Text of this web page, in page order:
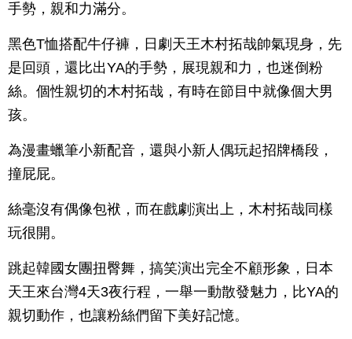
手勢，親和力滿分。
黑色T恤搭配牛仔褲，日劇天王木村拓哉帥氣現身，先
是回頭，還比出YA的手勢，展現親和力，也迷倒粉
絲。個性親切的木村拓哉，有時在節目中就像個大男
孩。
為漫畫蠟筆小新配音，還與小新人偶玩起招牌橋段，
撞屁屁。
絲毫沒有偶像包袱，而在戲劇演出上，木村拓哉同樣
玩很開。
跳起韓國女團扭臀舞，搞笑演出完全不顧形象，日本
天王來台灣4天3夜行程，一舉一動散發魅力，比YA的
親切動作，也讓粉絲們留下美好記憶。